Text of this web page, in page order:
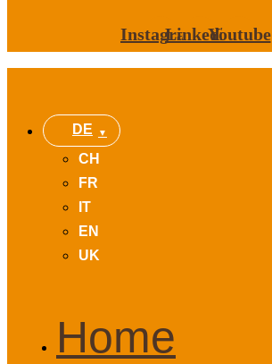
InstagramLinkedinYoutube
DE
CH
FR
IT
EN
UK
Home